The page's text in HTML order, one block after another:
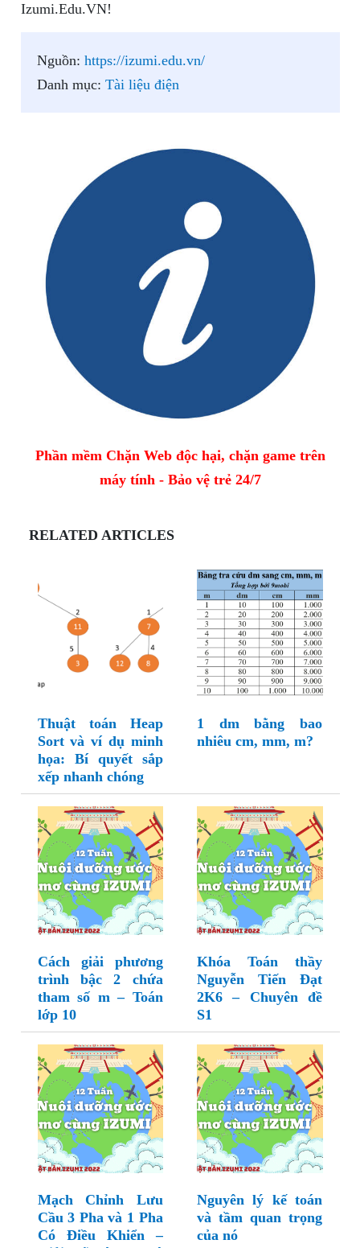
Izumi.Edu.VN!
Nguồn: https://izumi.edu.vn/
Danh mục: Tài liệu điện
Phần mềm Chặn Web độc hại, chặn game trên
máy tính - Bảo vệ trẻ 24/7
RELATED ARTICLES
Thuật toán Heap
Sort và ví dụ minh
họa: Bí quyết sắp
xếp nhanh chóng
1 dm bằng bao
nhiêu cm, mm, m?
Cách giải phương
trình bậc 2 chứa
tham số m – Toán
lớp 10
Khóa Toán thầy
Nguyễn Tiến Đạt
2K6 – Chuyên đề
S1
Mạch Chỉnh Lưu
Cầu 3 Pha và 1 Pha
Có Điều Khiển –
Nguyên lý kế toán
và tầm quan trọng
của nó